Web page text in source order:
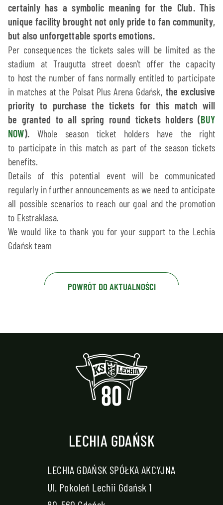
certainly has a symbolic meaning for the Club. This
unique facility brought not only pride to fan community,
but also unforgettable sports emotions.
Per consequences the tickets sales will be limited as the
stadium at Traugutta street doesn’t offer the capacity
to host the number of fans normally entitled to participate
in matches at the Polsat Plus Arena Gdańsk, the exclusive
priority to purchase the tickets for this match will
be granted to all spring round tickets holders (BUY
NOW). Whole season ticket holders have the right
to participate in this match as part of the season tickets
benefits.
Details of this potential event will be communicated
regularly in further announcements as we need to anticipate
all possible scenarios to reach our goal and the promotion
to Ekstraklasa.
We would like to thank you for your support to the Lechia
Gdańsk team
POWRÓT DO AKTUALNOŚCI
LECHIA GDAŃSK
LECHIA GDAŃSK SPÓŁKA AKCYJNA
Ul. Pokoleń Lechii Gdańsk 1